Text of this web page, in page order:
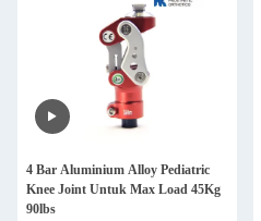
4 Bar Aluminium Alloy Pediatric
Knee Joint Untuk Max Load 45Kg
90lbs